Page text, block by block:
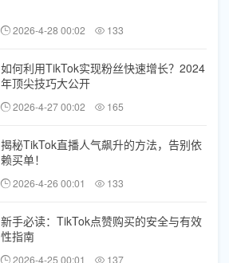
2026-4-28 00:02 133
如何利用TikTok实现粉丝快速增长？2024
年顶尖技巧大公开
2026-4-27 00:02 165
揭秘TikTok直播人气飙升的方法，告别依
赖买单！
2026-4-26 00:01 133
新手必读：TikTok点赞购买的安全与有效
性指南
2026-4-25 00:01 137